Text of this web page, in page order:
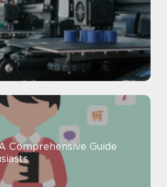
Comprehensive Guide